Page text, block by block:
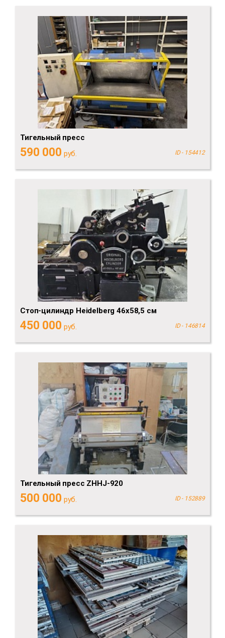
Тигельный пресс
590 000 руб. ID - 154412
Стоп-цилиндр Heidelberg 46х58,5 см
450 000 руб. ID - 146814
Тигельный пресс ZHHJ-920
500 000 руб. ID - 152889